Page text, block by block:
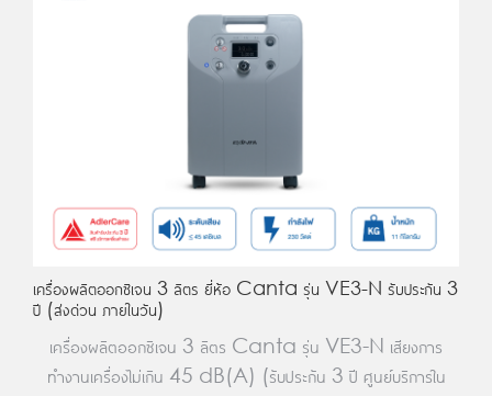
เครื่องผลิตออกซิเจน 3 ลิตร ยี่ห้อ Canta รุ่น VE3-N รับประกัน 3
ปี (ส่งด่วน ภายในวัน)
เครื่องผลิตออกซิเจน 3 ลิตร Canta รุ่น VE3-N เสียงการ
ทำงานเครื่องไม่เกิน 45 dB(A) (รับประกัน 3 ปี ศูนย์บริการใน